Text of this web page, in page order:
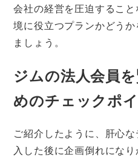
会社の経営を圧迫するこ
境に役立つプランかどう
ましょう。
ジムの法人会員
めのチェックポ
ご紹介したように、肝心
入した後に企画倒れになり